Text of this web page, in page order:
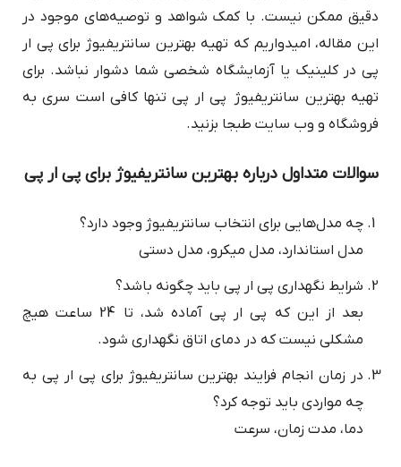
دقیق ممکن نیست. با کمک شواهد و توصیه‌های موجود در
این مقاله، امیدواریم که تهیه بهترین سانتریفیوژ برای پی ار
پی در کلینیک یا آزمایشگاه شخصی شما دشوار نباشد. برای
تهیه بهترین سانتریفیوژ پی ار پی تنها کافی است سری به
فروشگاه و وب سایت طبجا بزنید.
سوالات متداول درباره بهترین سانتریفیوژ برای پی ار پی
چه مدل‌هایی برای انتخاب سانتریفیوژ وجود دارد؟
مدل استاندارد، مدل میکرو، مدل دستی
شرایط نگهداری پی ار پی باید چگونه باشد؟
بعد از این که پی ار پی آماده شد، تا 24 ساعت هیچ
مشکلی نیست که در دمای اتاق نگهداری شود.
در زمان انجام فرایند بهترین سانتریفیوژ برای پی ار پی به
چه مواردی باید توجه کرد؟
دما، مدت زمان، سرعت